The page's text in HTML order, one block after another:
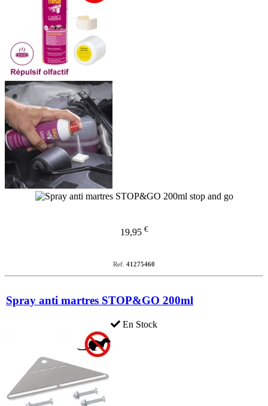
19,95 €
Ref. 41275460
Spray anti martres STOP&GO 200ml
En Stock